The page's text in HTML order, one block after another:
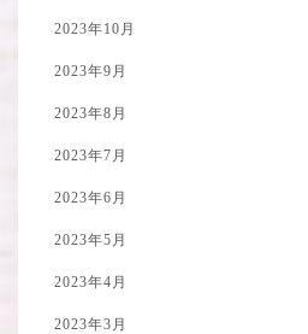
2023年10月
2023年9月
2023年8月
2023年7月
2023年6月
2023年5月
2023年4月
2023年3月